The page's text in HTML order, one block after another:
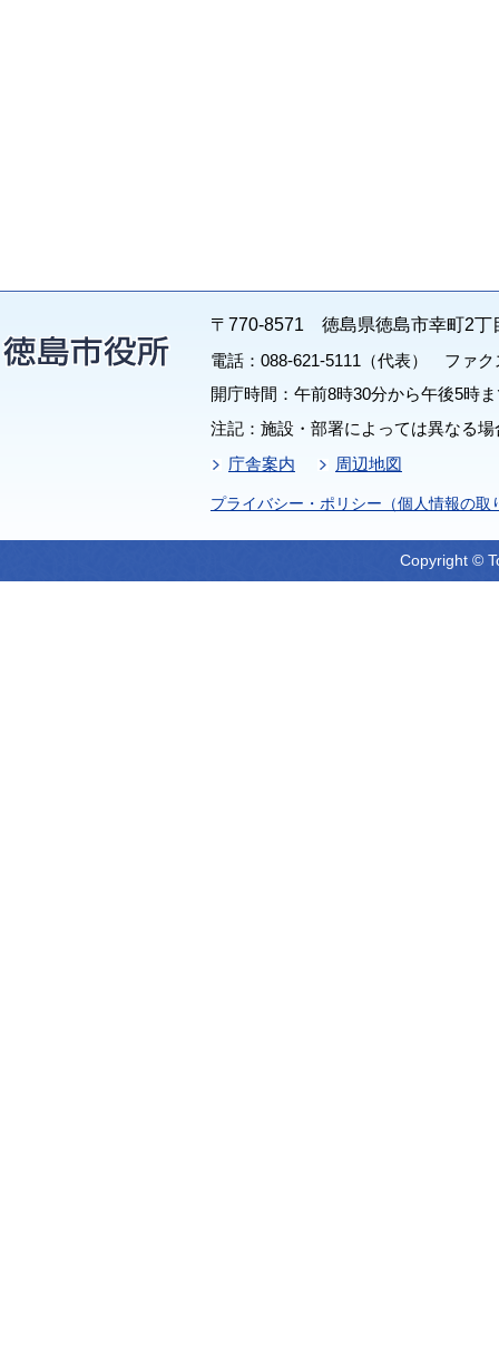
〒770-8571 徳島県徳島市幸町2丁
電話：088-621-5111（代表） ファク
開庁時間：午前8時30分から午後5時
注記：施設・部署によっては異なる
庁舎案内
周辺地図
プライバシー・ポリシー（個人情報の取
Copyright ©